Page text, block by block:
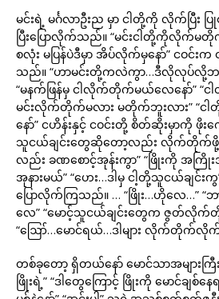
မင်းရဲ့ မင်္ဂလာဦးည မှာ ငါတို့ကို လိုက်ပြီး ပ
ပြီးပြောလိုက်သည်။ “မင်းငါတို့ကိုလိုက်မ
စလုံး မပြန်ပဲဒီမှာ အိပ်လိုက်မှနော်” ငဝင်းက
သည်။ “ဟာမင်းတို့ကလဲကွာ…ဒီလိုလုပ်လို့ဘယ်
“မနက်ဖြန်မှ ငါလိုက်တိုက်မယ်လေနော်” “
မင်းလိုက်တိုက်မလား မတိုက်ဘူးလား” “ငါ
နော်” ငဟိန်းနှင့် ငဝင်းတို့ စိတ်ဆိုးမှာကို ဖိုးက
သူငယ်ချင်းတွေဆိုတော့လည်း လိုက်တိုက်
လည်း ခဏစောင့်အုန်းကွာ” “ဖြိုးကို အကြိုး
အုနားမယ်” “ဟေး…ဒါမှ ငါ့တို့သူငယ်ချင်း
ပြောလိုက်ကြသည်။ … “ဖြိုး…ဟိုလေ…” “ဘာ
လေ” “မောင့်သူငယ်ချင်းတွေက ဇွတ်လိုက်
“ဪ…မောင်ရယ်…ဒါများ လိုက်တိုက်လိုက်ပ
တစ်ခုတော့ ရှိတယ်နော် မောင်သာအများကြီ
ဖြိုးရဲ့” “ဒါတွေကြောင့် ဖြိုးကို မောင်ချစ်